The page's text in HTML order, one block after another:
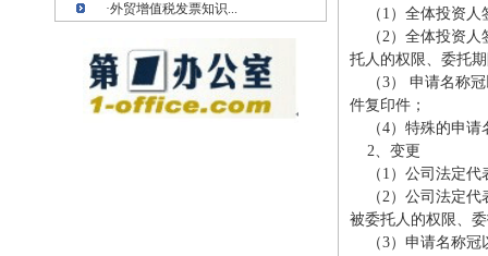
·外贸增值税发票知识...
（1）全体投资人
（2）全体投资人
托人的权限、委托
（3） 申请名称冠
件复印件；
（4）特殊的申请
2、变更
（1）公司法定代
（2）公司法定代
被委托人的权限、
（3）申请名称冠